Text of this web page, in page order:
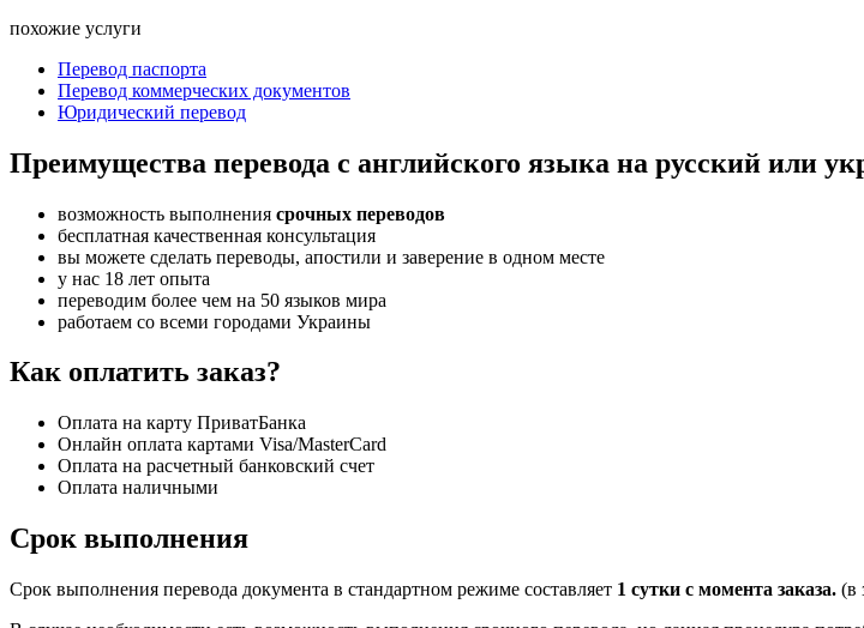
похожие услуги
Перевод паспорта
Перевод коммерческих документов
Юридический перевод
Преимущества перевода с английского языка на русский или
возможность выполнения срочных переводов
бесплатная качественная консультация
вы можете сделать переводы, апостили и заверение в одном месте
у нас 18 лет опыта
переводим более чем на 50 языков мира
работаем со всеми городами Украины
Как оплатить заказ?
Оплата на карту ПриватБанка
Онлайн оплата картами Visa/MasterCard
Оплата на расчетный банковский счет
Оплата наличными
Срок выполнения
Срок выполнения перевода документа в стандартном режиме составляет 1 сутки с момента заказа. (в